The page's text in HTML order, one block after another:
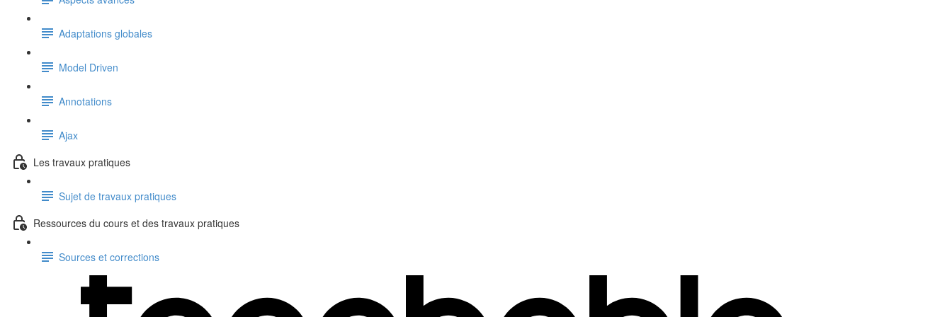
Adaptations globales
Model Driven
Annotations
Ajax
Les travaux pratiques
Sujet de travaux pratiques
Ressources du cours et des travaux pratiques
Sources et corrections